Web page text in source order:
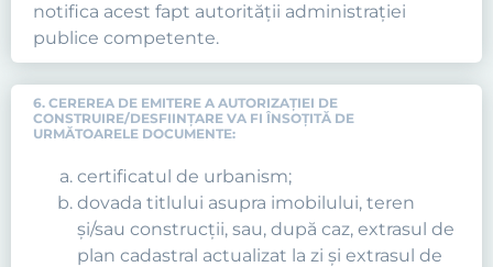
notifica acest fapt autorităţii administraţiei
publice competente.
6. CEREREA DE EMITERE A AUTORIZAŢIEI DE
CONSTRUIRE/DESFIINŢARE VA FI ÎNSOȚITĂ DE
URMĂTOARELE DOCUMENTE:
certificatul de urbanism;
dovada titlului asupra imobilului, teren
şi/sau construcţii, sau, după caz, extrasul de
plan cadastral actualizat la zi şi extrasul de